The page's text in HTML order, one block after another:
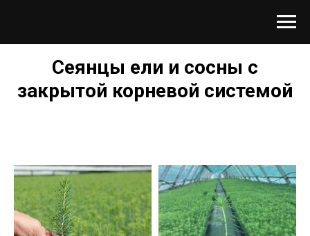
Сеянцы ели и сосны с
закрытой корневой системой